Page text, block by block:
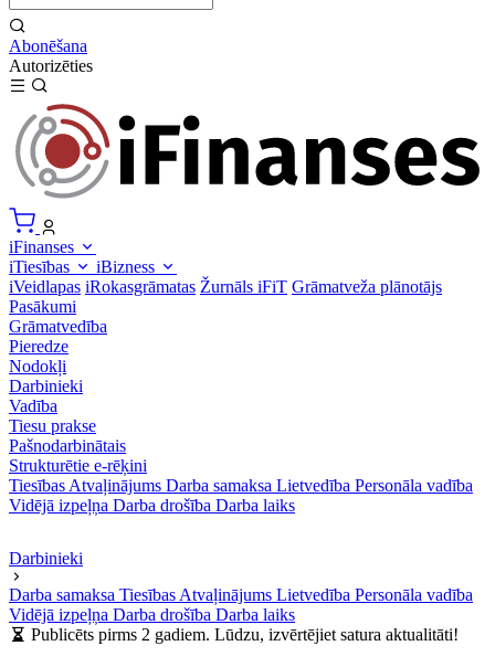
Abonēšana
Autorizēties
iFinanses
iTiesības
iBizness
iVeidlapas iRokasgrāmatas Žurnāls iFiT Grāmatveža plānotājs
Pasākumi
Grāmatvedība
Pieredze
Nodokļi
Darbinieki
Vadība
Tiesu prakse
Pašnodarbinātais
Strukturētie e-rēķini
Tiesības Atvaļinājums Darba samaksa Lietvedība Personāla vadība
Vidējā izpeļņa Darba drošība Darba laiks
Darbinieki
Darba samaksa Tiesības Atvaļinājums Lietvedība Personāla vadība
Vidējā izpeļņa Darba drošība Darba laiks
Publicēts pirms 2 gadiem. Lūdzu, izvērtējiet satura aktualitāti!